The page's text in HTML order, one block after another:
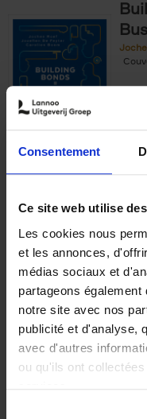
Consentement
Ce site web utilise
Les cookies nous
et les annonces,
médias sociaux et
partageons
notre site avec nos
publicité et d'analyse,
avec d'autres
ou qu'ils ont
€
Gino
€